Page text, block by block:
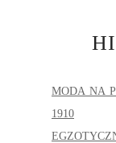
MODA NA
1910